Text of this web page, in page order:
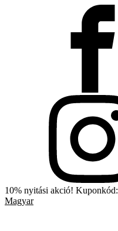
10% nyitási akció!
Magyar